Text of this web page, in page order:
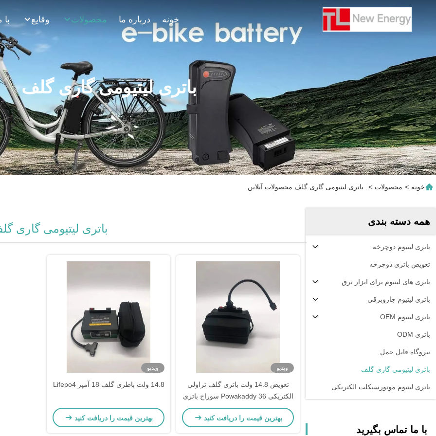
خونه درباره ما محصولات وقایع
باتری لیتیومی گاری گلف
خونه > محصولات > باتری لیتیومی گاری گلف محصولات آنلاین
همه دسته بندی
باتری لیتیوم دوچرخه
تعویض باتری دوچرخه
باتری های لیتیوم برای ابزار برق
باتری لیتیوم جاروبرقی
باتری لیتیوم OEM
باتری ODM
نیروگاه قابل حمل
باتری لیتیومی گاری گلف
باتری لیتیوم موتورسیکلت الکتریکی
با ما تماس بگیرید
باتری لیتیومی گاری
ویدیو
تعویض 14.8 ولت باتری گلف تراولی
الکتریکی Powakaddy 36 سوراخ باتری
لیتیوم 18650
بهترین قیمت را دریافت کنید
ویدیو
14.8 ولت باطری گلف 18 آمپر Lifepo4
بهترین قیمت را دریافت کنید